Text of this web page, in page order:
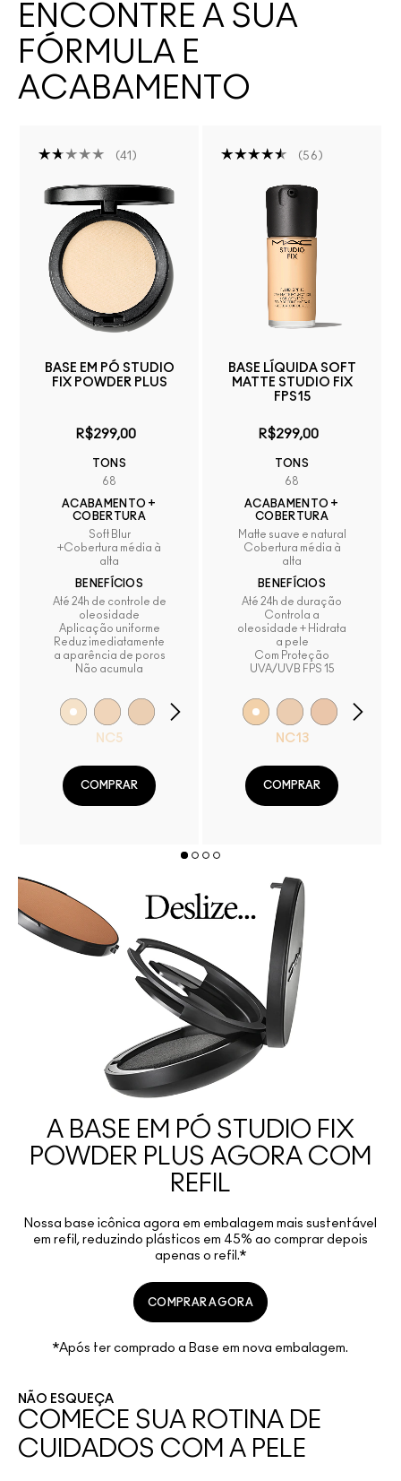
ENCONTRE A SUA
FÓRMULA E
ACABAMENTO
41
BASE EM PÓ STUDIO
FIX POWDER PLUS
R$299,00
TONS
68
ACABAMENTO +
COBERTURA
Soft Blur
+Cobertura média à
alta
BENEFÍCIOS
Até 24h de controle de
oleosidade
Aplicação uniforme
Reduz imediatamente
a aparência de poros
Não acumula
NC5
COMPRAR
56
BASE LÍQUIDA SOFT
MATTE STUDIO FIX
FPS15
R$299,00
TONS
68
ACABAMENTO +
COBERTURA
Matte suave e natural
Cobertura média à
alta
BENEFÍCIOS
Até 24h de duração
Controla a
oleosidade + Hidrata
a pele
Com Proteção
UVA/UVB FPS 15
NC13
COMPRAR
A BASE EM PÓ STUDIO FIX
POWDER PLUS AGORA COM
REFIL
Nossa base icônica agora em embalagem mais sustentável
em refil, reduzindo plásticos em 45% ao comprar depois
apenas o refil.*
COMPRAR AGORA
*Após ter comprado a Base em nova embalagem.
NÃO ESQUEÇA
COMECE SUA ROTINA DE
CUIDADOS COM A PELE